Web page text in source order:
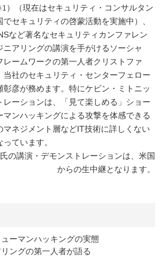
）（現在はセキュリティ・コンサルタン
セキュリティの啓蒙活動を実施中）、
など著名なセキュリティカンファレン
アリングの講演を手がけるソーシャ
レームワークの第一人者クリストファ
社のセキュリティ・センターフェロー
彦が務めます。特にケビン・ミトニッ
ーションは、「見て楽しめる」ショー
ンハッキングによる攻撃を体感できる
ネジメント層などIT技術に詳しくない
ています。
の講演・デモンストレーションは、米国
からの生中継となります。
ーマンハッキングの実態
ングの第一人者が語る